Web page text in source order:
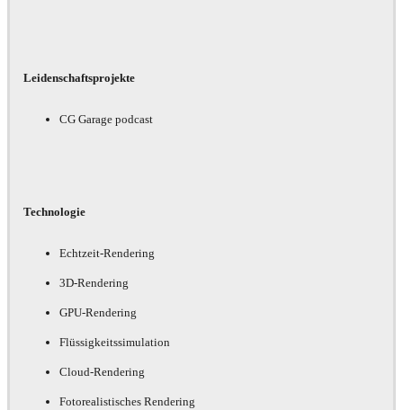
Leidenschaftsprojekte
CG Garage podcast
Technologie
Echtzeit-Rendering
3D-Rendering
GPU-Rendering
Flüssigkeitssimulation
Cloud-Rendering
Fotorealistisches Rendering